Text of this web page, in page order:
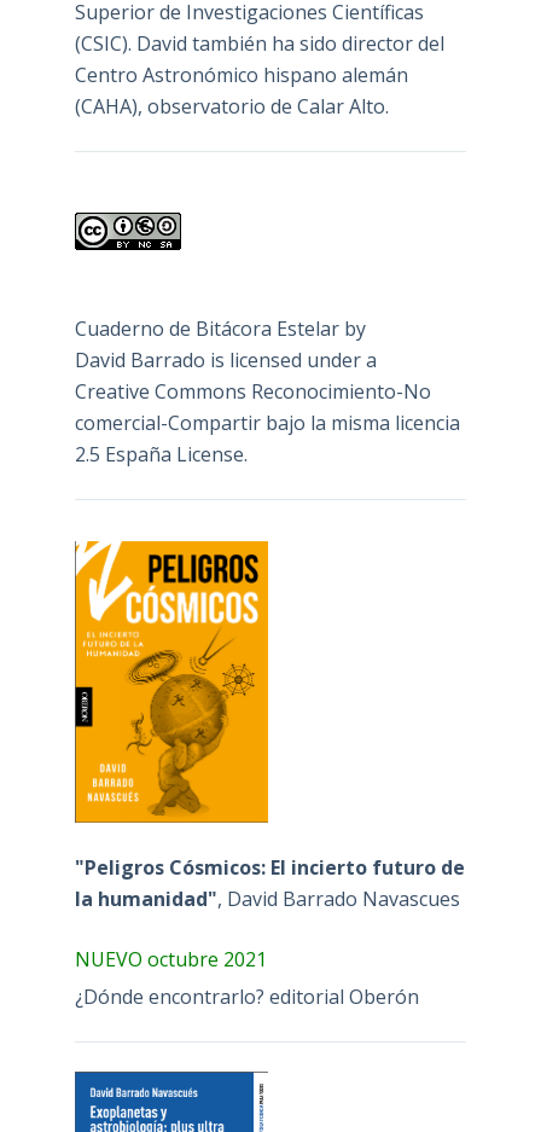
Superior de Investigaciones Científicas
(CSIC). David también ha sido director del
Centro Astronómico hispano alemán
(CAHA), observatorio de Calar Alto.
Cuaderno de Bitácora Estelarby
David Barrado is licensed under a
Creative Commons Reconocimiento-No
comercial-Compartir bajo la misma licencia
2.5 España License.
"Peligros Cósmicos: El incierto futuro de
la humanidad", David Barrado Navascues
NUEVO octubre 2021
¿Dónde encontrarlo? editorial Oberón